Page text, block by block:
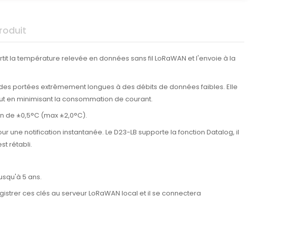
la température relevée en données sans fil LoRaWAN et l'envoie à la
portées extrêmement longues à des débits de données faibles. Elle
en minimisant la consommation de courant.
de ±0,5°C (max ±2,0°C).
notification instantanée. Le D23-LB supporte la fonction Datalog, il
rétabli.
5 ans.
ces clés au serveur LoRaWAN local et il se connectera